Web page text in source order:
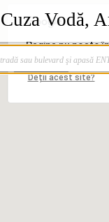
Vodă,
sau bulevard şi apasă